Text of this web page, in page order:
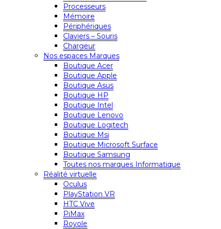
Processeurs
Mémoire
Périphériques
Claviers – Souris
Chargeur
Nos espaces Marques
Boutique Acer
Boutique Apple
Boutique Asus
Boutique HP
Boutique Intel
Boutique Lenovo
Boutique Logitech
Boutique Msi
Boutique Microsoft Surface
Boutique Samsung
Toutes nos marques Informatique
Réalité virtuelle
Oculus
PlayStation VR
HTC Vive
PiMax
Royole